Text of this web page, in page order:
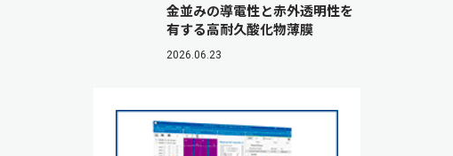
金並みの導電性と赤外透明性を
有する高耐久酸化物薄膜
2026.06.23